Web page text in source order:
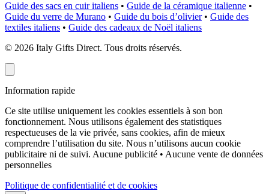
Guide des sacs en cuir italiens • Guide de la céramique italienne •
Guide du verre de Murano • Guide du bois d’olivier • Guide des
textiles italiens • Guide des cadeaux de Noël italiens
© 2026 Italy Gifts Direct. Tous droits réservés.
Information rapide
Ce site utilise uniquement les cookies essentiels à son bon
fonctionnement. Nous utilisons également des statistiques
respectueuses de la vie privée, sans cookies, afin de mieux
comprendre l’utilisation du site. Nous n’utilisons aucun cookie
publicitaire ni de suivi. Aucune publicité • Aucune vente de données
personnelles
Politique de confidentialité et de cookies